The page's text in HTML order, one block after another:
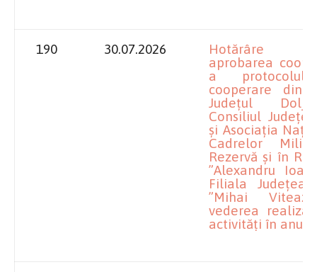
190 30.07.2026
Hotărâre
aprobarea
a
cooperare
Județul
Consiliul
și Asociația
Cadrelor
Rezervă și în
”Alexandru Ioan
Filiala
”Mihai
vederea
activități în anul